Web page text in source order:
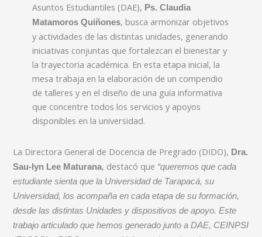
Asuntos Estudiantiles (DAE), Ps. Claudia
Matamoros Quiñones, busca armonizar objetivos
y actividades de las distintas unidades, generando
iniciativas conjuntas que fortalezcan el bienestar y
la trayectoria académica. En esta etapa inicial, la
mesa trabaja en la elaboración de un compendio
de talleres y en el diseño de una guía informativa
que concentre todos los servicios y apoyos
disponibles en la universidad.
La Directora General de Docencia de Pregrado (DIDO), Dra.
Sau-lyn Lee Maturana, destacó que “queremos que cada
estudiante sienta que la Universidad de Tarapacá, su
Universidad, los acompaña en cada etapa de su formación,
desde las distintas Unidades y dispositivos de apoyo. Este
trabajo articulado que hemos generado junto a DAE, CEINPSI